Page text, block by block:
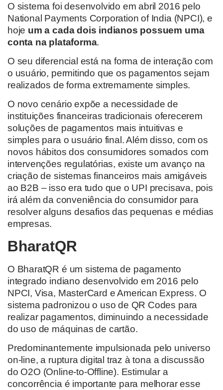
O sistema foi desenvolvido em abril 2016 pelo
National Payments Corporation of India (NPCI), e
hoje um a cada dois indianos possuem uma
conta na plataforma.
O seu diferencial está na forma de interação com
o usuário, permitindo que os pagamentos sejam
realizados de forma extremamente simples.
O novo cenário expõe a necessidade de
instituições financeiras tradicionais oferecerem
soluções de pagamentos mais intuitivas e
simples para o usuário final. Além disso, com os
novos hábitos dos consumidores somados com
intervenções regulatórias, existe um avanço na
criação de sistemas financeiros mais amigáveis
ao B2B – isso era tudo que o UPI precisava, pois
irá além da conveniência do consumidor para
resolver alguns desafios das pequenas e médias
empresas.
BharatQR
O BharatQR é um sistema de pagamento
integrado indiano desenvolvido em 2016 pelo
NPCI, Visa, MasterCard e American Express. O
sistema padronizou o uso de QR Codes para
realizar pagamentos, diminuindo a necessidade
do uso de máquinas de cartão.
Predominantemente impulsionada pelo universo
on-line, a ruptura digital traz à tona a discussão
do O2O (Online-to-Offline). Estimular a
concorrência é importante para melhorar esse